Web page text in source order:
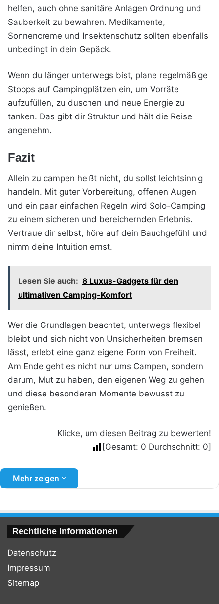
helfen, auch ohne sanitäre Anlagen Ordnung und
Sauberkeit zu bewahren. Medikamente,
Sonnencreme und Insektenschutz sollten ebenfalls
unbedingt in dein Gepäck.
Wenn du länger unterwegs bist, plane regelmäßige
Stopps auf Campingplätzen ein, um Vorräte
aufzufüllen, zu duschen und neue Energie zu
tanken. Das gibt dir Struktur und hält die Reise
angenehm.
Fazit
Allein zu campen heißt nicht, du sollst leichtsinnig
handeln. Mit guter Vorbereitung, offenen Augen
und ein paar einfachen Regeln wird Solo-Camping
zu einem sicheren und bereichernden Erlebnis.
Vertraue dir selbst, höre auf dein Bauchgefühl und
nimm deine Intuition ernst.
Lesen Sie auch: 8 Luxus-Gadgets für den
ultimativen Camping-Komfort
Wer die Grundlagen beachtet, unterwegs flexibel
bleibt und sich nicht von Unsicherheiten bremsen
lässt, erlebt eine ganz eigene Form von Freiheit.
Am Ende geht es nicht nur ums Campen, sondern
darum, Mut zu haben, den eigenen Weg zu gehen
und diese besonderen Momente bewusst zu
genießen.
Klicke, um diesen Beitrag zu bewerten!
[Gesamt: 0 Durchschnitt: 0]
Mehr zeigen
Rechtliche Informationen
Datenschutz
Impressum
Sitemap